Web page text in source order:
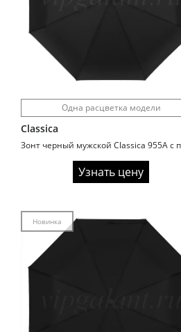
Одна расцветка модели
Classica
Узнать цену
Новинка